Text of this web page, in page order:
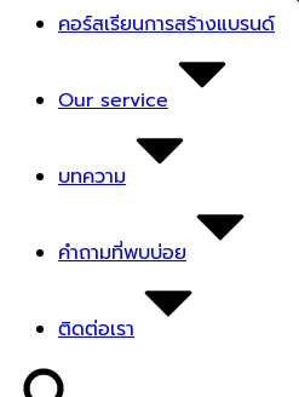
คอร์สเรียนการสร้างแบรนด์
Our service
บทความ
คำถามที่พบบ่อย
ติดต่อเรา